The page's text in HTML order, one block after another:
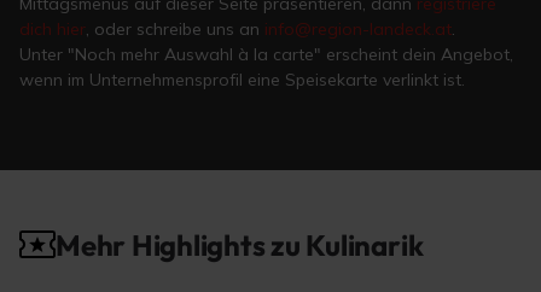
dich hier , oder schreibe uns an info@region-landeck.at
Unter "Noch mehr Auswahl à la carte" erscheint dein Angebot,
wenn im Unternehmensprofil eine Speisekarte verlinkt ist.
Mehr Highlights zu Kulinarik